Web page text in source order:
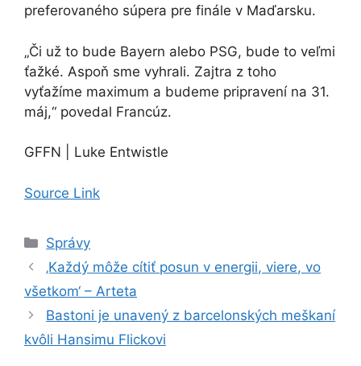
preferovaného súpera pre finále v Maďarsku.
„Či už to bude Bayern alebo PSG, bude to veľmi
ťažké. Aspoň sme vyhrali. Zajtra z toho
vyťažíme maximum a budeme pripravení na 31.
máj,“ povedal Francúz.
GFFN | Luke Entwistle
Source Link
Kategórie
Správy
‚Každý môže cítiť posun v energii, viere, vo
všetkom‘ – Arteta
Bastoni je unavený z barcelonských meškaní
kvôli Hansimu Flickovi